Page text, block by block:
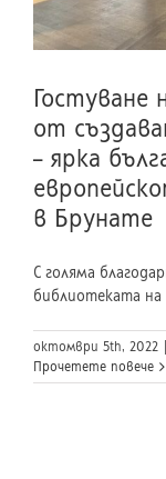
Гостуване
от
– ярка
в Брунате
С голяма
библиотеката на
октомври 5th, 2022
Прочетете повече